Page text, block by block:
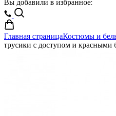
Вы добавили в избранное:
Главная страницаКостюмы и
трусики с доступом и